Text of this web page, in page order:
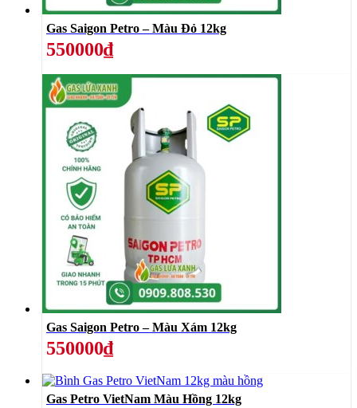
Gas Saigon Petro – Màu Đỏ 12kg
550000₫
Gas Saigon Petro – Màu Xám 12kg
550000₫
Gas Petro VietNam Màu Hồng 12kg